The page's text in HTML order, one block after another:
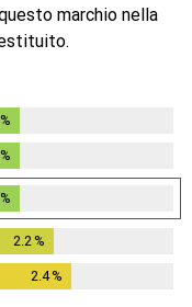
marchio nella
%
%
%
2.2 %
2.4%